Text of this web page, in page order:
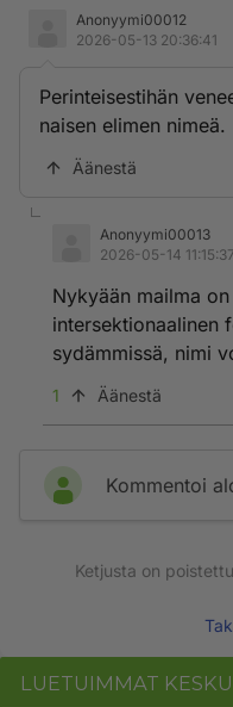
Anonyymi00012
2026-05-13 20:36:41
Perinteisestihän
naisen elimen nimeä.
Äänestä
Anonyymi00013
2026-05-14 11:15:37
Nykyään mailma
intersektionaalinen
sydämmissä, nimi
1 Äänestä
Kommentoi
Ketjusta on poistettu
LUETUIMMAT